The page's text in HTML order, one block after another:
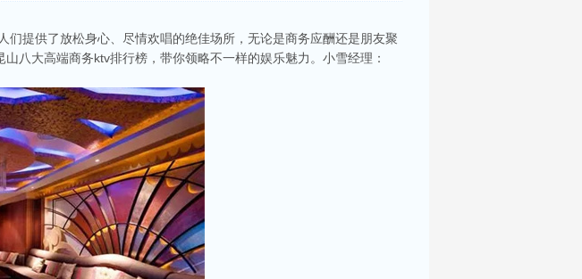
提供了放松身心、尽情欢唱的绝佳场所，无论是商务应酬还是朋友聚
八大高端商务ktv排行榜，带你领略不一样的娱乐魅力。小雪经理：